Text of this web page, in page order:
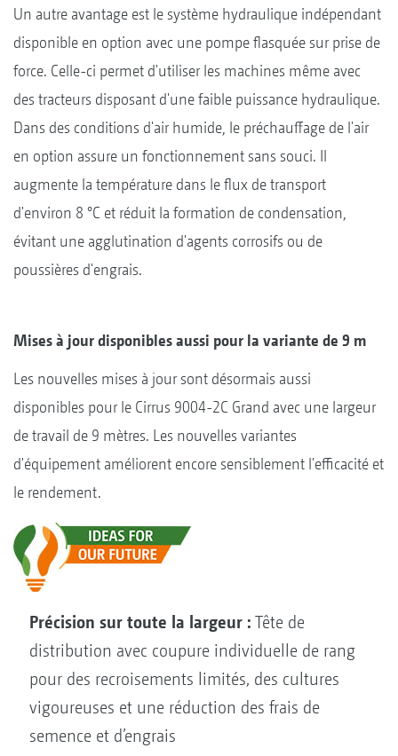
Un autre avantage est le système hydraulique indépendant
disponible en option avec une pompe flasquée sur prise de
force. Celle-ci permet d'utiliser les machines même avec
des tracteurs disposant d'une faible puissance hydraulique.
Dans des conditions d'air humide, le préchauffage de l'air
en option assure un fonctionnement sans souci. Il
augmente la température dans le flux de transport
d'environ 8 °C et réduit la formation de condensation,
évitant une agglutination d'agents corrosifs ou de
poussières d'engrais.
Mises à jour disponibles aussi pour la variante de 9 m
Les nouvelles mises à jour sont désormais aussi
disponibles pour le Cirrus 9004-2C Grand avec une largeur
de travail de 9 mètres. Les nouvelles variantes
d'équipement améliorent encore sensiblement l'efficacité et
le rendement.
Précision sur toute la largeur : Tête de
distribution avec coupure individuelle de rang
pour des recroisements limités, des cultures
vigoureuses et une réduction des frais de
semence et d’engrais